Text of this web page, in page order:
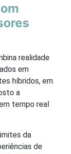
realidade
em
híbridos, em
a
tempo real
da
de